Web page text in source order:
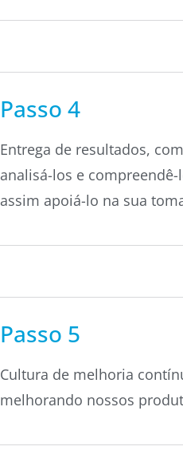
Passo 4
Entrega de resultados,
analisá-los e compreendê-
assim apoiá-lo na sua
Passo 5
Cultura de melhoria
melhorando nossos